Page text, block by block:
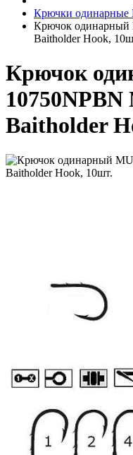
Крючки одинарные
Крючок одинарный
Baitholder Hook,
Крючок
Baitholder